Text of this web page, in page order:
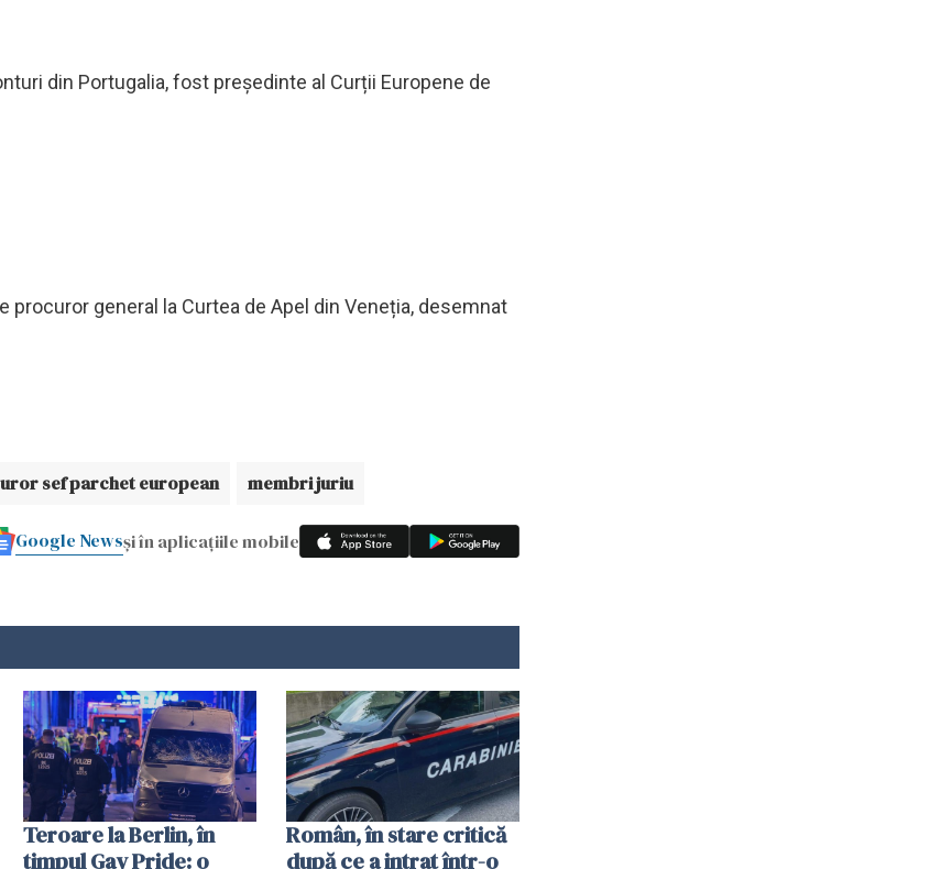
din Portugalia, fost președinte al Curții Europene de
general la Curtea de Apel din Veneția, desemnat
sef parchet european membri juriu
Google Newsși în aplicațiile mobile
Teroare la Berlin, în
timpul Gay Pride: o
Român, în stare critică
după ce a intrat într-o